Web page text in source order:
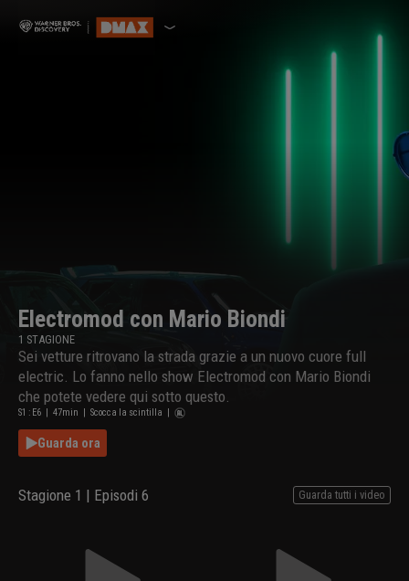
Electromod con Mario Biondi
1 STAGIONE
Sei vetture ritrovano la strada grazie a un nuovo cuore full
electric. Lo fanno nello show Electromod con Mario Biondi
che potete vedere qui sotto questo.
S1 : E6 | 47min | Scocca la scintilla |
Guarda ora
Stagione 1 | Episodi 6 Guarda tutti i video